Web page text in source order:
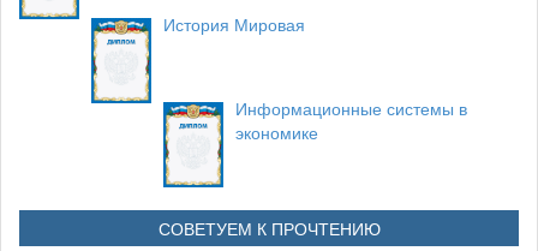
История Мировая
Информационные системы в
экономике
СОВЕТУЕМ К ПРОЧТЕНИЮ